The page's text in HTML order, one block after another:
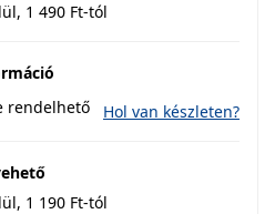
1 490 Ft-tól
rendelhető
Hol van készleten?
1 190 Ft-tól